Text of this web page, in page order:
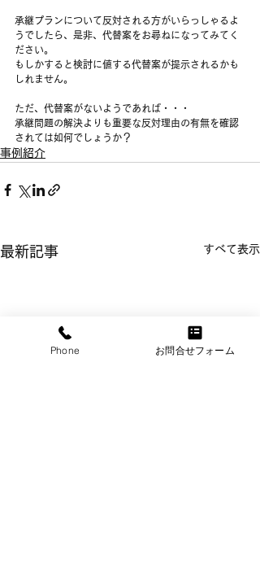
承継プランについて反対される方がいらっしゃるよ
うでしたら、是非、代替案をお尋ねになってみてく
ださい。
もしかすると検討に値する代替案が提示されるかも
しれません。
ただ、代替案がないようであれば・・・
承継問題の解決よりも重要な反対理由の有無を確認
されては如何でしょうか？
事例紹介
最新記事 すべて表示
Phone お問合せフォーム